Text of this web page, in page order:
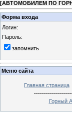
[АВТОМОБИЛЕМ ПО
Форма входа
Логин:
Пароль:
запомнить
Меню сайта
Главная страница
Горный